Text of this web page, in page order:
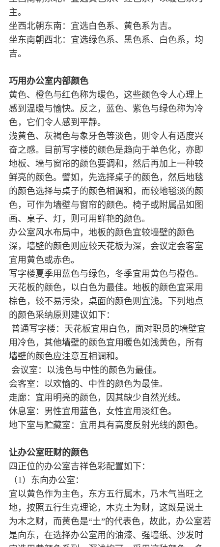
主。
坐西北朝东南：宜选白色系、黄色系为吉。
坐东南朝西北：宜选绿色系、黑色系、白色系，均
吉。
巧用办公室内部颜色
黄色、橙色与红色称为暖色，这些颜色令人心理上
感到温暖与愉快。反之，蓝色、紫色与绿色称为冷
色，它们令人感到平静。
浅黄色、灰褐色与象牙色等淡色，则令人有适度兴
奋之感。目前写字楼的颜色是趋向于单色化，亦即
地板、墙与窗帘的颜色要调和，然后再加上一种较
鲜亮的颜色。譬如，先选择桌子的颜色，然后地毯
的颜色选择与桌子的颜色相调和，而较地毯淡的颜
色，可作为墙壁与窗帘的颜色。椅子或附属品如图
画、桌子、灯，则可用鲜艳的颜色。
办公室风水布局中，地板的颜色宜较墙壁的颜色
深，墙壁的颜色则应较天花板为深，会议定会客室
宜用黄色或赤色。
写字楼夏季用蓝色与绿色，冬季宜用黄色与橙色。
天花板的颜色，以白色为最佳。地板的颜色宜采用
棕色，较不易污染，桌面的颜色则宜浅。下列地点
的颜色采纳原则建议如下：
普通写字楼：天花板宜用白色，面对职员的墙壁宜
用冷色，其他墙壁的颜色宜用暖色如浅黄色，所有
墙壁的颜色应注意互相调和。
会议室：以浅色与中性的颜色为最佳。
会客室：以欢愉的、中性的颜色为最佳。
走廊：宜用明亮的颜色，因其缺少自然光线。
休息室：男性宜用蓝色，女性宜用淡红色。
地下室与贮藏室：宜用具有高度反射光线的颜色。
让办公室旺财的颜色
四正位的办公室吉祥色彩配置如下：
（1）东向办公室：
宜以黄色作为主色，东方五行属木，乃木气当旺之
地，按照五行生克理论，木克土为财，这既是说土
为木之财，而黄色是“土”的代表色，故此，办公室若
是向东，在选择办公室用的油漆、强墙纸、沙发时